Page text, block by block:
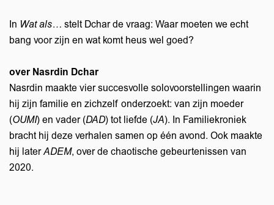
In Wat als… stelt Dchar de vraag: Waar moeten we echt
bang voor zijn en wat komt heus wel goed?
over Nasrdin Dchar
Nasrdin maakte vier succesvolle solovoorstellingen waarin
hij zijn familie en zichzelf onderzoekt: van zijn moeder
(OUMI) en vader (DAD) tot liefde (JA). In Familiekroniek
bracht hij deze verhalen samen op één avond. Ook maakte
hij laterADEM, over de chaotische gebeurtenissen van
2020.